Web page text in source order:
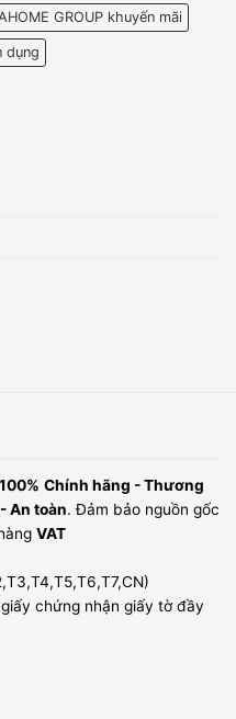
GROUP khuyến mãi
dụng
Chính hãng - Thương
An toàn. Đảm bảo nguồn gốc
VAT
chứng nhận giấy tờ đầy